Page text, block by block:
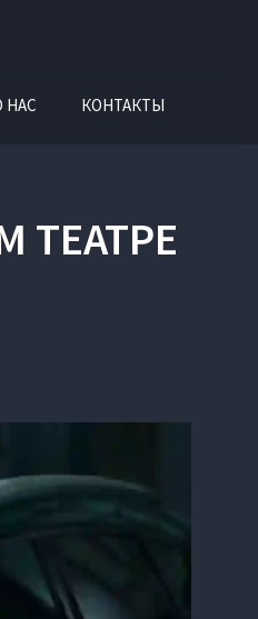
НАС КОНТАКТЫ
ТЕАТРЕ